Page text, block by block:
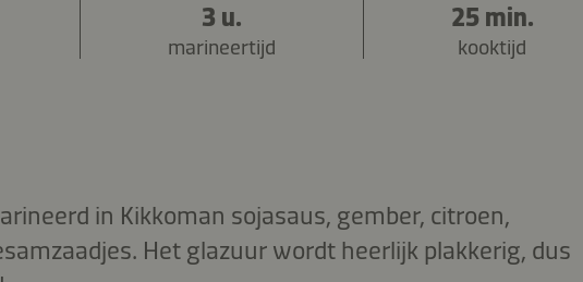
3 u.
marineertijd
25 min.
kooktijd
in Kikkoman sojasaus, gember, citroen,
Het glazuur wordt heerlijk plakkerig, dus